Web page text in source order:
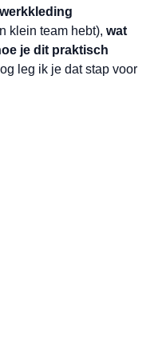
klein team hebt), wat
je dit praktisch
leg ik je dat stap voor